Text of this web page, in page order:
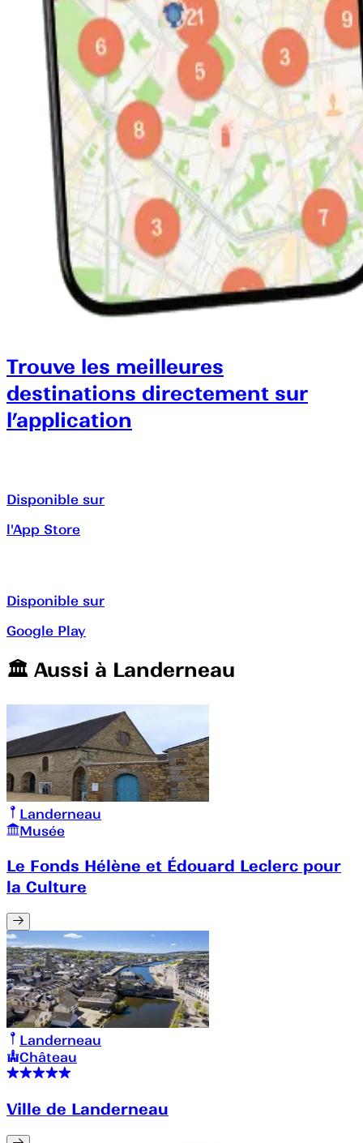
Trouve les meilleures
destinations directement sur
l’application
Disponible sur
l'App Store
Disponible sur
Google Play
🏛️️ Aussi à Landerneau
Landerneau
Musée
Le Fonds Hélène et Édouard Leclerc pour
la Culture
Landerneau
Château
Ville de Landerneau